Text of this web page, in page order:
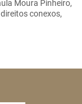
Moura Pinheiro,
conexos,